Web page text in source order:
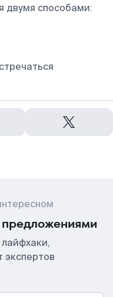
двумя способами:
экспертов